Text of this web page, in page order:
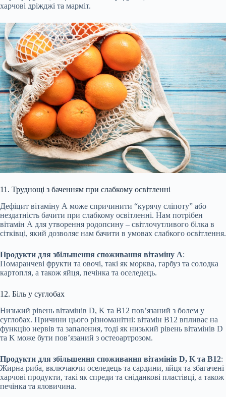
харчові дріжджі та марміт.
11. Труднощі з баченням при слабкому освітленні
Дефіцит вітаміну А може спричинити “курячу сліпоту” або
нездатність бачити при слабкому освітленні. Нам потрібен
вітамін А для утворення родопсину – світлочутливого білка в
сітківці, який дозволяє нам бачити в умовах слабкого освітлення.
Продукти для збільшення споживання вітаміну A:
Помаранчеві фрукти та овочі, такі як морква, гарбуз та солодка
картопля, а також яйця, печінка та оселедець.
12. Біль у суглобах
Низький рівень вітамінів D, K та B12 пов’язаний з болем у
суглобах. Причини цього різноманітні: вітамін B12 впливає на
функцію нервів та запалення, тоді як низький рівень вітамінів D
та K може бути пов’язаний з остеоартрозом.
Продукти для збільшення споживання вітамінів D, K та B12:
Жирна риба, включаючи оселедець та сардини, яйця та збагачені
харчові продукти, такі як спреди та сніданкові пластівці, а також
печінка та яловичина.